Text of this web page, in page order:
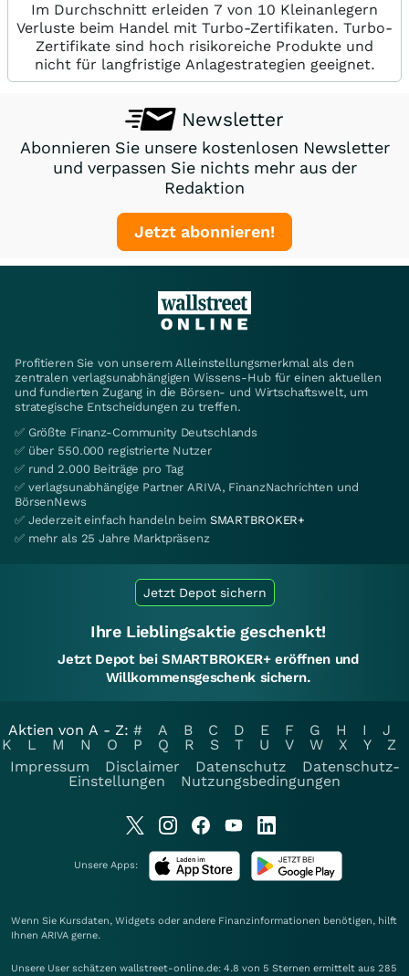
Im Durchschnitt erleiden 7 von 10 Kleinanlegern
Verluste beim Handel mit Turbo-Zertifikaten. Turbo-
Zertifikate sind hoch risikoreiche Produkte und
nicht für langfristige Anlagestrategien geeignet.
Newsletter
Abonnieren Sie unsere kostenlosen Newsletter
und verpassen Sie nichts mehr aus der
Redaktion
Jetzt abonnieren!
Profitieren Sie von unserem Alleinstellungsmerkmal als den
zentralen verlagsunabhängigen Wissens-Hub für einen aktuellen
und fundierten Zugang in die Börsen- und Wirtschaftswelt, um
strategische Entscheidungen zu treffen.
✅ Größte Finanz-Community Deutschlands
✅ über 550.000 registrierte Nutzer
✅ rund 2.000 Beiträge pro Tag
✅ verlagsunabhängige Partner ARIVA, FinanzNachrichten und
BörsenNews
✅ Jederzeit einfach handeln beim SMARTBROKER+
✅ mehr als 25 Jahre Marktpräsenz
Jetzt Depot sichern
Ihre Lieblingsaktie geschenkt!
Jetzt Depot bei SMARTBROKER+ eröffnen und
Willkommensgeschenk sichern.
Aktien von A - Z: # A B C D E F G H I
J
K
L M N O P Q R S T U V W X Y
Z
Impressum
Disclaimer Datenschutz
Datenschutz-
Einstellungen
Nutzungsbedingungen
Unsere Apps:
Wenn Sie Kursdaten, Widgets oder andere Finanzinformationen benötigen, hilft
Ihnen ARIVA gerne.
Unsere User schätzen wallstreet-online.de: 4.8 von 5 Sternen ermittelt aus 285